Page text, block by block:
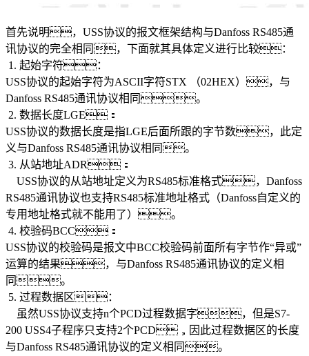
首先说明，USS协议的报文框架结构与Danfoss RS485通
讯协议的完全相同，下面就其具体定义进行比较：
1. 起始字符：
USS协议的起始字符为ASCII字符STX （02HEX），与
Danfoss RS485通讯协议相同。
2. 数据长度LGE：
USS协议的数据长度是指LGE后面所跟的字节数，此定
义与Danfoss RS485通讯协议相同。
3. 从站地址ADR：
USS协议的从站地址定义为RS485标准格式，Danfoss
RS485通讯协议也支持RS485标准地址格式（Danfoss自定义的
专用地址格式就不能用了）。
4. 校验码BCC：
USS协议的校验码是报文中BCC校验码前面所有字节作“异或”
运算的结果，与Danfoss RS485通讯协议的定义相
同。
5. 过程数据区：
虽然USS协议支持n个PCD过程数据字，但是S7-
200 USS4子程序只支持2个PCD，因此过程数据区的长度
与Danfoss RS485通讯协议的定义相同。